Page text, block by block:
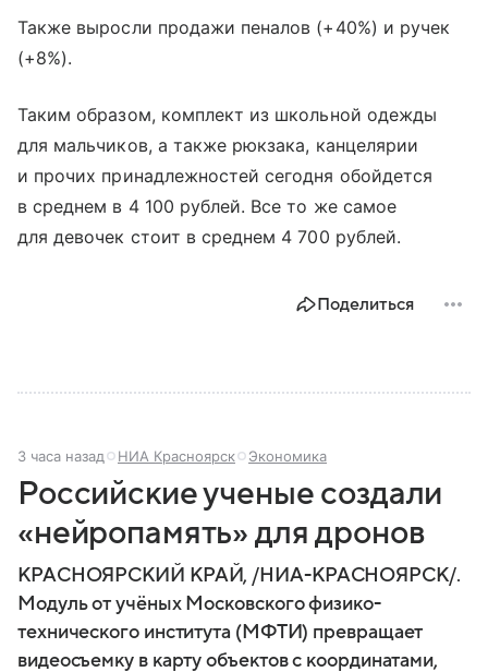
Также выросли продажи пеналов (+40%) и ручек
(+8%).
Таким образом, комплект из школьной одежды
для мальчиков, а также рюкзака, канцелярии
и прочих принадлежностей сегодня обойдется
в среднем в 4 100 рублей. Все то же самое
для девочек стоит в среднем 4 700 рублей.
Поделиться
3 часа назад НИА Красноярск Экономика
Российские ученые создали
«нейропамять» для дронов
КРАСНОЯРСКИЙ КРАЙ, /НИА-КРАСНОЯРСК/.
Модуль от учёных Московского физико-
технического института (МФТИ) превращает
видеосъемку в карту объектов с координатами,